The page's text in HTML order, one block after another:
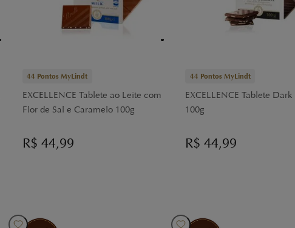
44 Pontos MyLindt
EXCELLENCE Tablete ao Leite com
Flor de Sal e Caramelo 100g
R$ 44,99
44 Pontos MyLindt
EXCELLENCE Tablete
100g
R$44,99